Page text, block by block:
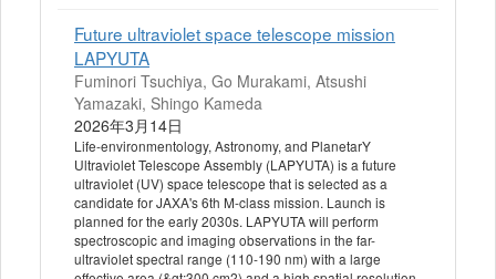
Future ultraviolet space telescope mission
LAPYUTA
Fuminori Tsuchiya, Go Murakami, Atsushi
Yamazaki, Shingo Kameda
2026年3月14日
Life-environmentology, Astronomy, and PlanetarY
Ultraviolet Telescope Assembly (LAPYUTA) is a future
ultraviolet (UV) space telescope that is selected as a
candidate for JAXA's 6th M-class mission. Launch is
planned for the early 2030s. LAPYUTA will perform
spectroscopic and imaging observations in the far-
ultraviolet spectral range (110-190 nm) with a large